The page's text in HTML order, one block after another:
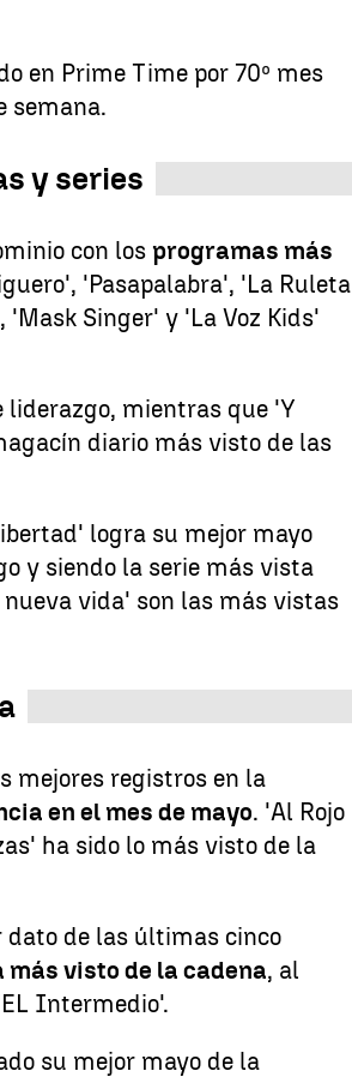
en Prime Time por 70º mes
semana.
y series
con losprogramas más
'Pasapalabra', 'La Ruleta
Singer' y 'La Voz Kids'
mientras que 'Y
diario más visto de las
logra su mejor mayo
y siendo la serie más vista
vida' son las más vistas
mejores registros en la
en el mes de mayo. 'Al Rojo
ha sido lo más visto de la
dato de las últimas cinco
visto de la cadena, al
Intermedio'.
su mejor mayo de la